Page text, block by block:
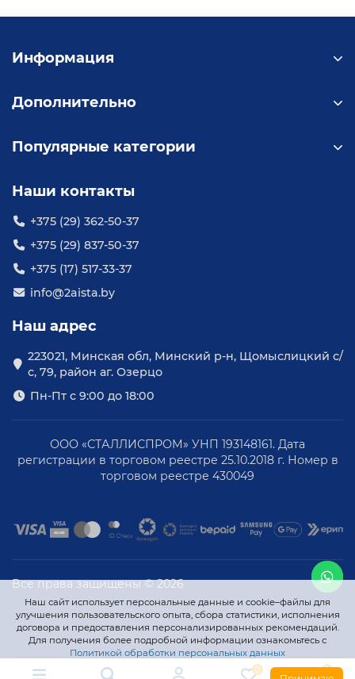
Наш сайт использует персональные данные и cookie–файлы для
улучшения пользовательского опыта, сбора статистики, исполнения
договора и предоставления персонализированных рекомендаций.
Для получения более подробной информации ознакомьтесь с
Политикой обработки персональных данных
Информация
Дополнительно
Популярные категории
Наши контакты
+375 (29) 362-50-37
+375 (29) 837-50-37
+375 (17) 517-33-37
info@2aista.by
Наш адрес
223021, Минская обл, Минский р-н, Щомыслицкий с/
с, 79, район аг. Озерцо
Пн-Пт с 9:00 до 18:00
ООО «СТАЛЛИСПРОМ» УНП 193148161. Дата
регистрации в торговом реестре 25.10.2018 г. Номер в
торговом реестре 430049
Все права защищены © 2026
0 0